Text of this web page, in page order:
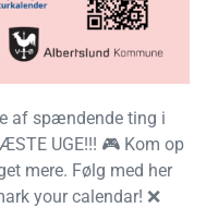
af spændende ting i
UGE!!! 🎮 Kom op
mere. Følg med her
your calendar! ❌